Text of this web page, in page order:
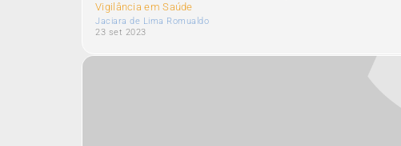
Vigilância em Saúde
Jaciara de Lima Romualdo
23 set 2023